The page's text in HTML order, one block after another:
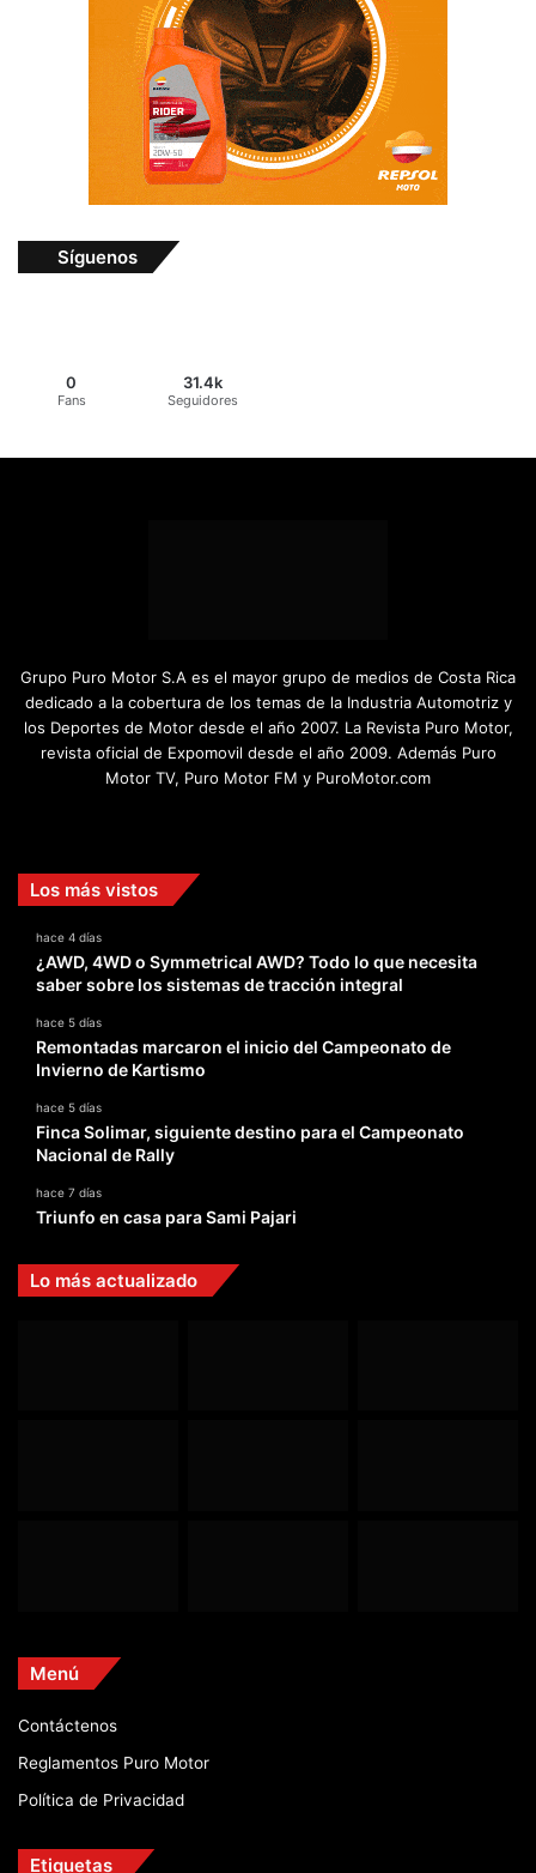
Síguenos
0
Fans
31.4k
Seguidores
Grupo Puro Motor S.A es el mayor grupo de medios de Costa Rica
dedicado a la cobertura de los temas de la Industria Automotriz y
los Deportes de Motor desde el año 2007. La Revista Puro Motor,
revista oficial de Expomovil desde el año 2009. Además Puro
Motor TV, Puro Motor FM y PuroMotor.com
Los más vistos
hace 4 días
¿AWD, 4WD o Symmetrical AWD? Todo lo que necesita
saber sobre los sistemas de tracción integral
hace 5 días
Remontadas marcaron el inicio del Campeonato de
Invierno de Kartismo
hace 5 días
Finca Solimar, siguiente destino para el Campeonato
Nacional de Rally
hace 7 días
Triunfo en casa para Sami Pajari
Lo más actualizado
Menú
Contáctenos
Reglamentos Puro Motor
Política de Privacidad
Etiquetas